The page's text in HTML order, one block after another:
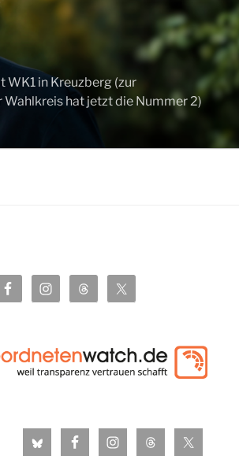
in Kreuzberg (zur
hat jetzt die Nummer 2)